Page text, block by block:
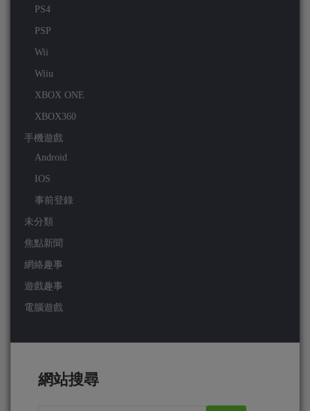
PS4
PSP
Wii
Wiiu
XBOX ONE
XBOX360
手機遊戲
Android
IOS
事前登錄
未分類
焦點新聞
網絡趣事
遊戲趣事
電腦遊戲
網站搜尋